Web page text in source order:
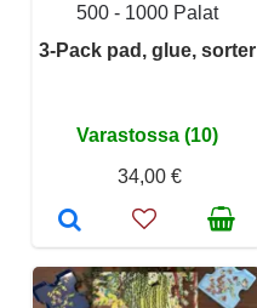
500 - 1000 Palat
3-Pack pad, glue, sorter
Varastossa (10)
34,00 €